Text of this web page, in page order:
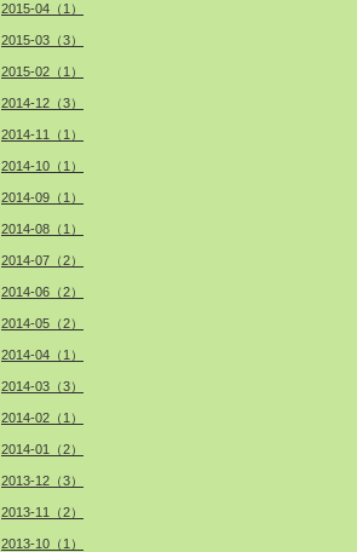
2015-04（1）
2015-03（3）
2015-02（1）
2014-12（3）
2014-11（1）
2014-10（1）
2014-09（1）
2014-08（1）
2014-07（2）
2014-06（2）
2014-05（2）
2014-04（1）
2014-03（3）
2014-02（1）
2014-01（2）
2013-12（3）
2013-11（2）
2013-10（1）